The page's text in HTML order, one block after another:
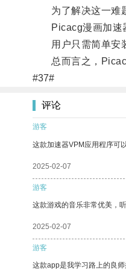
为了解决这一难题
Picacg漫画加速器
用户只需简单安装
总而言之，Picacg
#37#
评论
游客
这款加速器VPM应用程序可
2025-02-07
游客
这款游戏的音乐非常优美，
2025-02-07
游客
这款app是我学习路上的良